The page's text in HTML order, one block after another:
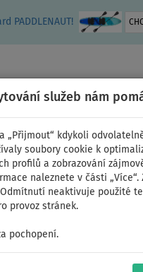
PADDLENAUT!
služeb nám
„Přijmout“ kdykoli
soubory cookie k
profilů a zobrazování
naleznete v části
neaktivuje použité
provoz stránek.
pochopení.
ČLUNY A MOTORY PÁDLA